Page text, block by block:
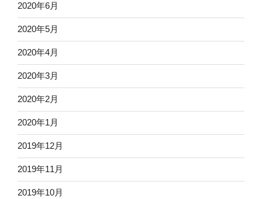
2020年6月
2020年5月
2020年4月
2020年3月
2020年2月
2020年1月
2019年12月
2019年11月
2019年10月